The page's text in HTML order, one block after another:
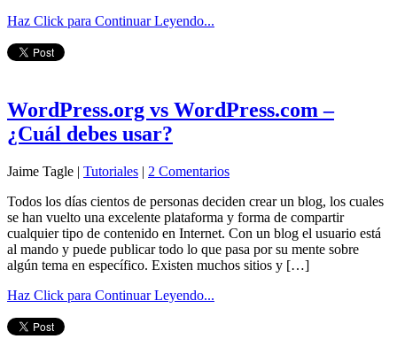
Haz Click para Continuar Leyendo...
WordPress.org vs WordPress.com –
¿Cuál debes usar?
Jaime Tagle | Tutoriales | 2 Comentarios
Todos los días cientos de personas deciden crear un blog, los cuales
se han vuelto una excelente plataforma y forma de compartir
cualquier tipo de contenido en Internet. Con un blog el usuario está
al mando y puede publicar todo lo que pasa por su mente sobre
algún tema en específico. Existen muchos sitios y […]
Haz Click para Continuar Leyendo...